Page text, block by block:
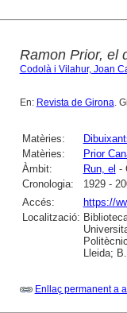
Ramon Prior, el
Codolà i Vilahur, Joan
En: Revista de Girona.
Matèries:
Matèries:
Prior
Àmbit:
Run, el -
Cronologia:
1929 -
Accés:
https://
Localització:
Lleida;
Enllaç permanent a